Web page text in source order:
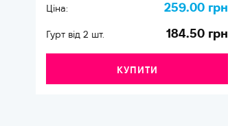
Ціна: 259.00 грн
Гурт від 2 шт. 184.50 грн
КУПИТИ